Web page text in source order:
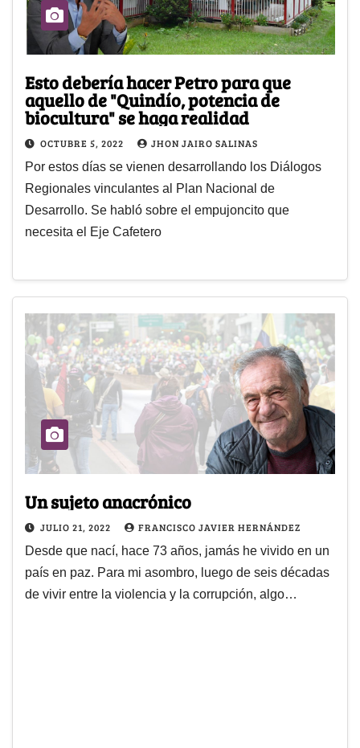
Esto debería hacer Petro para que
aquello de "Quindío, potencia de
biocultura" se haga realidad
OCTUBRE 5, 2022 JHON JAIRO SALINAS
Por estos días se vienen desarrollando los Diálogos
Regionales vinculantes al Plan Nacional de
Desarrollo. Se habló sobre el empujoncito que
necesita el Eje Cafetero
Un sujeto anacrónico
JULIO 21, 2022 FRANCISCO JAVIER HERNÁNDEZ
Desde que nací, hace 73 años, jamás he vivido en un
país en paz. Para mi asombro, luego de seis décadas
de vivir entre la violencia y la corrupción, algo…